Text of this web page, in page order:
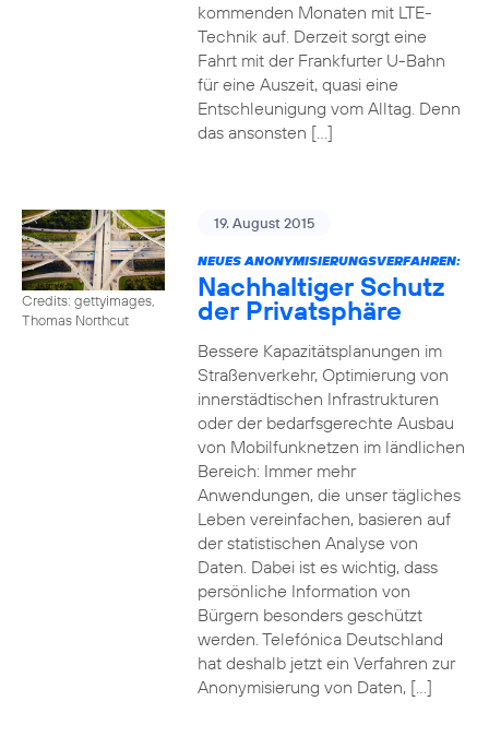
kommenden Monaten mit LTE-
Technik auf. Derzeit sorgt eine
Fahrt mit der Frankfurter U-Bahn
für eine Auszeit, quasi eine
Entschleunigung vom Alltag. Denn
das ansonsten […]
Credits: gettyimages,
Thomas Northcut
19. August 2015
NEUES ANONYMISIERUNGSVERFAHREN:
Nachhaltiger Schutz
der Privatsphäre
Bessere Kapazitätsplanungen im
Straßenverkehr, Optimierung von
innerstädtischen Infrastrukturen
oder der bedarfsgerechte Ausbau
von Mobilfunknetzen im ländlichen
Bereich: Immer mehr
Anwendungen, die unser tägliches
Leben vereinfachen, basieren auf
der statistischen Analyse von
Daten. Dabei ist es wichtig, dass
persönliche Information von
Bürgern besonders geschützt
werden. Telefónica Deutschland
hat deshalb jetzt ein Verfahren zur
Anonymisierung von Daten, […]